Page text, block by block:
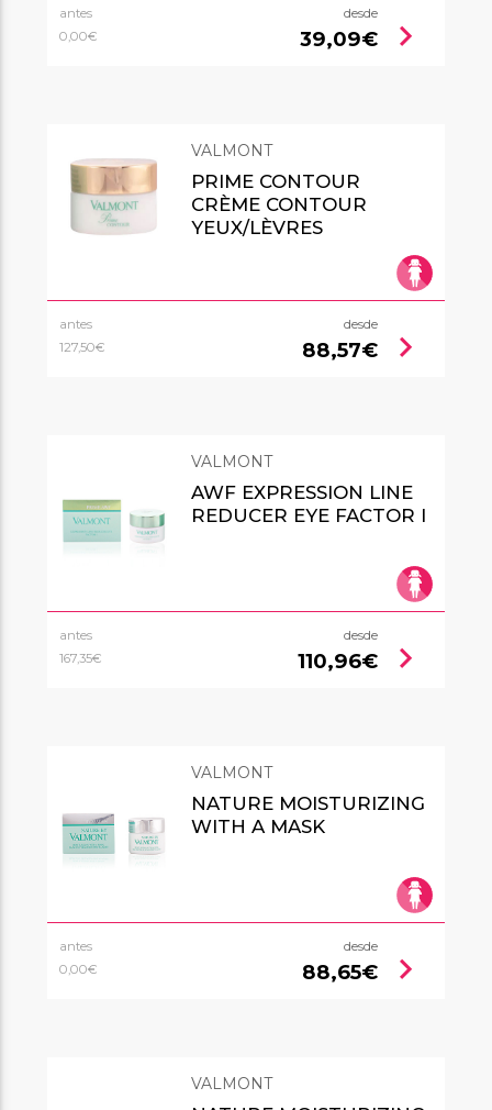
antes
0,00€
desde
39,09€ chevron_right
VALMONT
PRIME CONTOUR
CRÈME CONTOUR
YEUX/LÈVRES
antes
127,50€
desde
88,57€ chevron_right
VALMONT
AWF EXPRESSION LINE
REDUCER EYE FACTOR I
antes
167,35€
desde
110,96€ chevron_right
VALMONT
NATURE MOISTURIZING
WITH A MASK
antes
0,00€
desde
88,65€ chevron_right
VALMONT